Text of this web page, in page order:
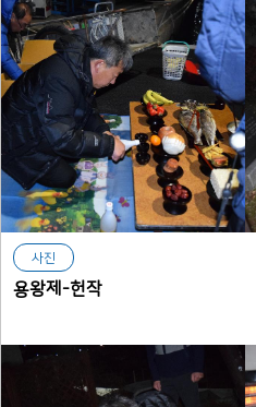
사진
용왕제-헌작